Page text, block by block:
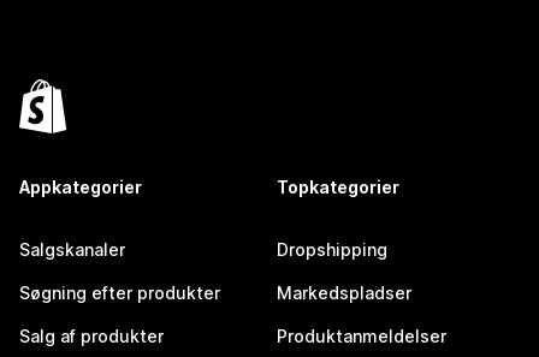
Appkategorier
Salgskanaler
Søgning efter produkter
Salg af produkter
Topkategorier
Dropshipping
Markedspladser
Produktanmeldelser